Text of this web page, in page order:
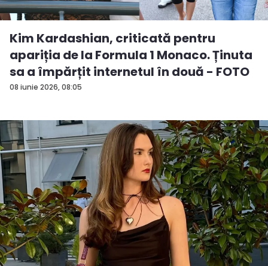
08 iunie 2026, 08:05
Kim Kardashian, criticată pentru
apariția de la Formula 1 Monaco. Ținuta
sa a împărțit internetul în două - FOTO